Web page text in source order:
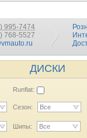
995-7474
768-5527
ДИСКИ
Runflat:
Сезон: Все
Шипы: Все